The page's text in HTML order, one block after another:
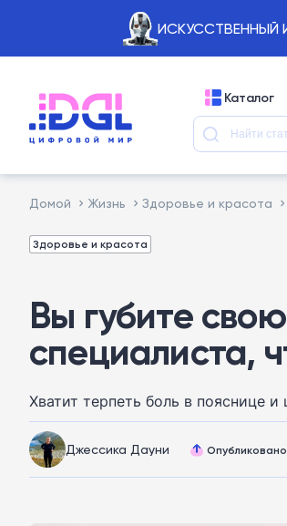
ИСКУССТВЕННЫЙ
Каталог
Домой Жизнь Здоровье и красота
Здоровье и красота
Вы губите
специалиста,
Хватит терпеть боль в пояснице
Джессика Дауни Опубликовано